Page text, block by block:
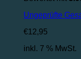
Ungeprüfte
€12,95
inkl. 7 % MwSt.